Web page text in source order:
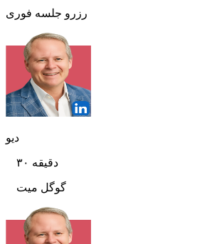
رزرو جلسه فوری
دیو
۳۰ دقیقه
گوگل میت